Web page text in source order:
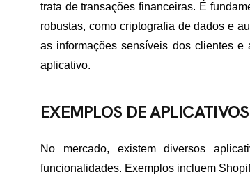
trata de transações financeiras. É
robustas, como criptografia de dados e
as informações sensíveis dos clientes
aplicativo.
EXEMPLOS DE
No mercado, existem diversos
funcionalidades. Exemplos incluem